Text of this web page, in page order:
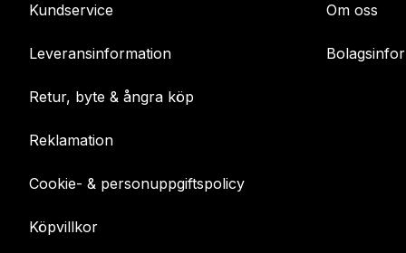
Kundservice
Leveransinformation
Retur, byte & ångra köp
Reklamation
Cookie- & personuppgiftspolicy
Köpvillkor
Om oss